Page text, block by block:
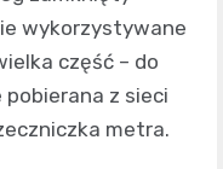
wykorzystywane
część – do
z sieci
metra.